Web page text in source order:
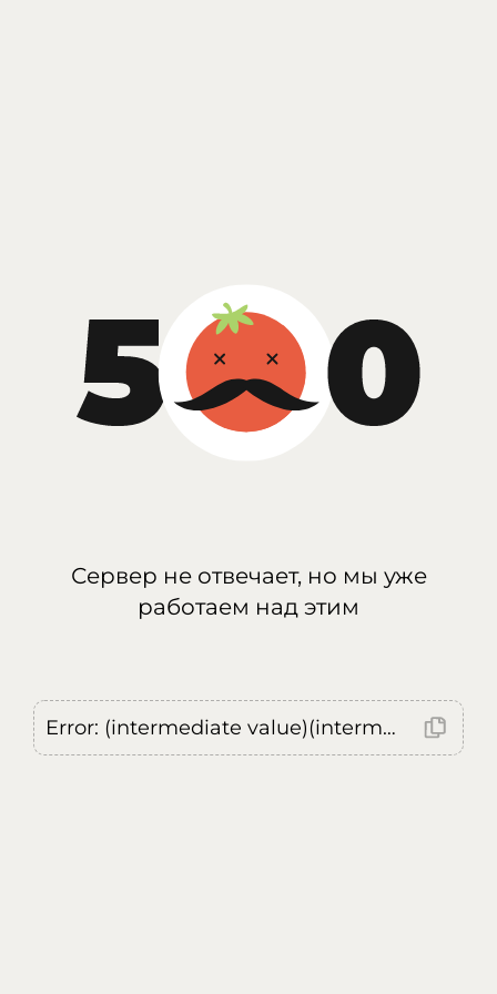
Сервер не отвечает, но мы уже
работаем над этим
Error: (intermediate value)(intermediate value)(intermediate value).replaceAll is not a function